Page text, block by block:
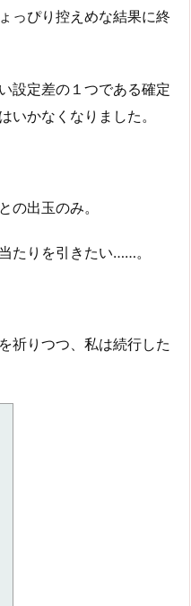
っぴり控えめな結果に終
設定差の１つである確定
いかなくなりました。
の出玉のみ。
たりを引きたい……。
祈りつつ、私は続行した